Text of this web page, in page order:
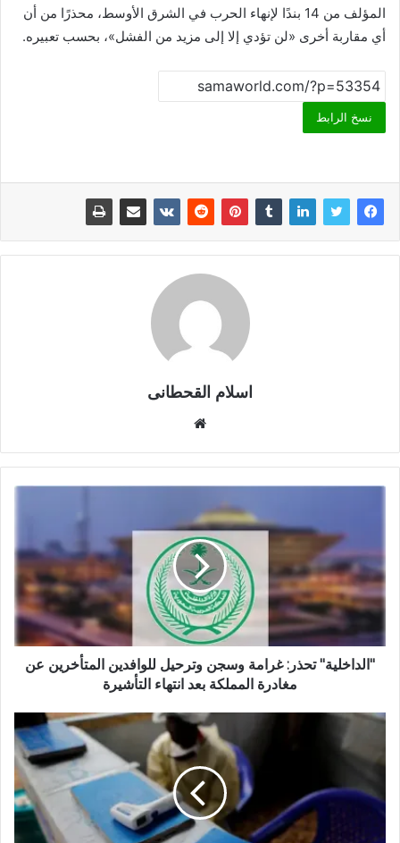
المؤلف من 14 بندًا لإنهاء الحرب في الشرق الأوسط، محذرًا من أن
أي مقاربة أخرى «لن تؤدي إلا إلى مزيد من الفشل»، بحسب تعبيره.
نسخ الرابط
اسلام القحطانى
ق
ع
ل
و
ي
ب
"الداخلية" تحذر: غرامة وسجن وترحيل للوافدين المتأخرين عن
مغادرة المملكة بعد انتهاء التأشيرة